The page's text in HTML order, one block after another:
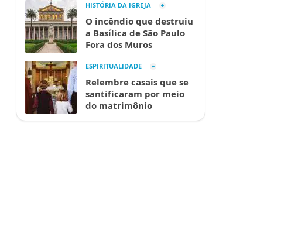
HISTÓRIA DA IGREJA
O incêndio que destruiu
a Basílica de São Paulo
Fora dos Muros
ESPIRITUALIDADE
Relembre casais que se
santificaram por meio
do matrimônio